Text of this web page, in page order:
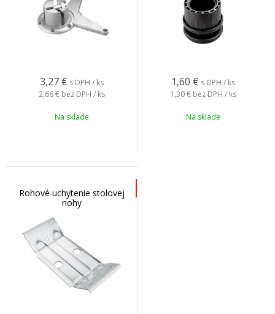
3,27 € s DPH / ks
2,66 € bez DPH / ks
Na sklade
1,60 € s DPH / ks
1,30 € bez DPH / ks
Na sklade
Rohové uchytenie stolovej
nohy